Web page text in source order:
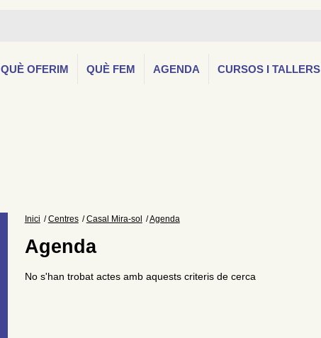
QUÈ OFERIM QUÈ FEM AGENDA CURSOS I TALLERS
Inici Centres Casal Mira-sol Agenda
Agenda
No s'han trobat actes amb aquests criteris de cerca